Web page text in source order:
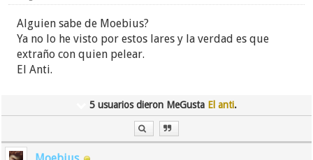
Alguien sabe de Moebius?
Ya no lo he visto por estos lares y la verdad es que
extraño con quien pelear.
El Anti.
5 usuarios dieron MeGusta El anti.